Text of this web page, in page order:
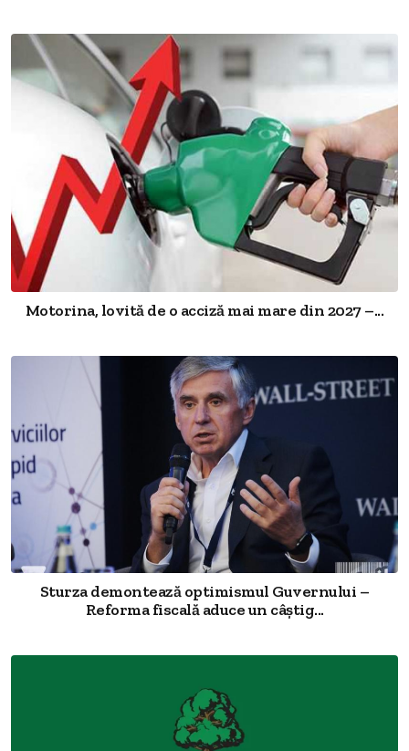
Motorina, lovită de o acciză mai mare din 2027 –...
Sturza demontează optimismul Guvernului –
Reforma fiscală aduce un câștig...